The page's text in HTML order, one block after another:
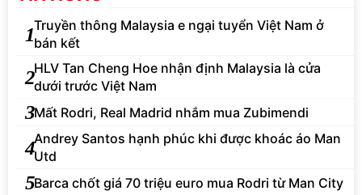
1Truyền thông Malaysia e ngại tuyển Việt Nam ở
bán kết
2HLV Tan Cheng Hoe nhận định Malaysia là cửa
dưới trước Việt Nam
3Mất Rodri, Real Madrid nhắm mua Zubimendi
4Andrey Santos hạnh phúc khi được khoác áo Man
Utd
5Barca chốt giá 70 triệu euro mua Rodri từ Man City